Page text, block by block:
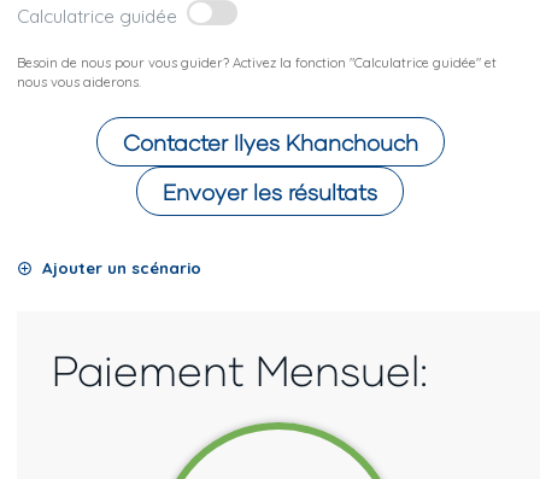
Calculatrice guidée
Besoin de nous pour vous guider? Activez la fonction "Calculatrice guidée" et
nous vous aiderons.
Contacter Ilyes Khanchouch
Envoyer les résultats
Ajouter un scénario
Paiement Mensuel: